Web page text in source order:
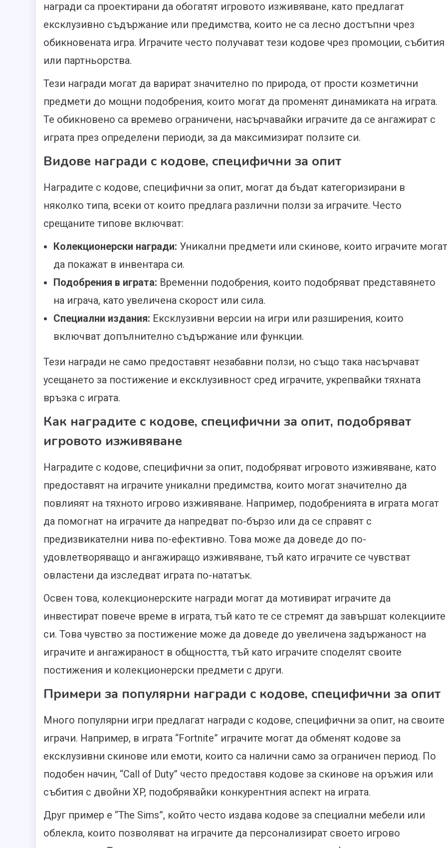
награди са проектирани да обогатят игровото изживяване, като предлагат
ексклузивно съдържание или предимства, които не са лесно достъпни чрез
обикновената игра. Играчите често получават тези кодове чрез промоции, събития
или партньорства.
Тези награди могат да варират значително по природа, от прости козметични
предмети до мощни подобрения, които могат да променят динамиката на играта.
Те обикновено са времево ограничени, насърчавайки играчите да се ангажират с
играта през определени периоди, за да максимизират ползите си.
Видове награди с кодове, специфични за опит
Наградите с кодове, специфични за опит, могат да бъдат категоризирани в
няколко типа, всеки от които предлага различни ползи за играчите. Често
срещаните типове включват:
Колекционерски награди: Уникални предмети или скинове, които играчите могат
да покажат в инвентара си.
Подобрения в играта: Временни подобрения, които подобряват представянето
на играча, като увеличена скорост или сила.
Специални издания: Ексклузивни версии на игри или разширения, които
включват допълнително съдържание или функции.
Тези награди не само предоставят незабавни ползи, но също така насърчават
усещането за постижение и ексклузивност сред играчите, укрепвайки тяхната
връзка с играта.
Как наградите с кодове, специфични за опит, подобряват
игровото изживяване
Наградите с кодове, специфични за опит, подобряват игровото изживяване, като
предоставят на играчите уникални предимства, които могат значително да
повлияят на тяхното игрово изживяване. Например, подобренията в играта могат
да помогнат на играчите да напредват по-бързо или да се справят с
предизвикателни нива по-ефективно. Това може да доведе до по-
удовлетворяващо и ангажиращо изживяване, тъй като играчите се чувстват
овластени да изследват играта по-нататък.
Освен това, колекционерските награди могат да мотивират играчите да
инвестират повече време в играта, тъй като те се стремят да завършат колекциите
си. Това чувство за постижение може да доведе до увеличена задържаност на
играчите и ангажираност в общността, тъй като играчите споделят своите
постижения и колекционерски предмети с други.
Примери за популярни награди с кодове, специфични за опит
Много популярни игри предлагат награди с кодове, специфични за опит, на своите
играчи. Например, в играта “Fortnite” играчите могат да обменят кодове за
ексклузивни скинове или емоти, които са налични само за ограничен период. По
подобен начин, “Call of Duty” често предоставя кодове за скинове на оръжия или
събития с двойни XP, подобрявайки конкурентния аспект на играта.
Друг пример е “The Sims”, който често издава кодове за специални мебели или
облекла, които позволяват на играчите да персонализират своето игрово